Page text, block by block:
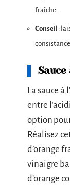
fraîche.
Conseil :
Sauce
La sauce à
entre
option
Réalisez
d’orange
vinaigre
d’orange